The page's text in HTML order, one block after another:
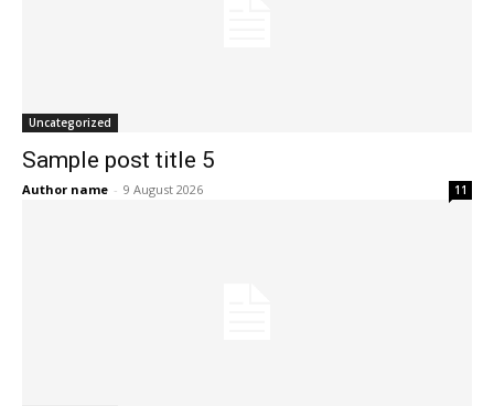
Uncategorized
Sample post title 5
Author name - 9 August 2026 11